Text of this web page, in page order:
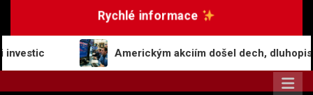
Rychlé informace
Americkým akciím došel dech, dluhopisy